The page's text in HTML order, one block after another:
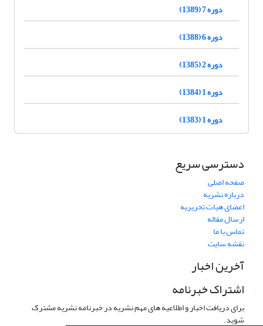
دوره 7 (1389)
دوره 6 (1388)
دوره 2 (1385)
دوره 1 (1384)
دوره 1 (1383)
دسترسی سریع
صفحه اصلی
درباره نشریه
اعضای هیات تحریریه
ارسال مقاله
تماس با ما
نقشه سایت
آخرین اخبار
اشتراک خبرنامه
برای دریافت اخبار و اطلاعیه های مهم نشریه در خبرنامه نشریه مشترک
شوید.